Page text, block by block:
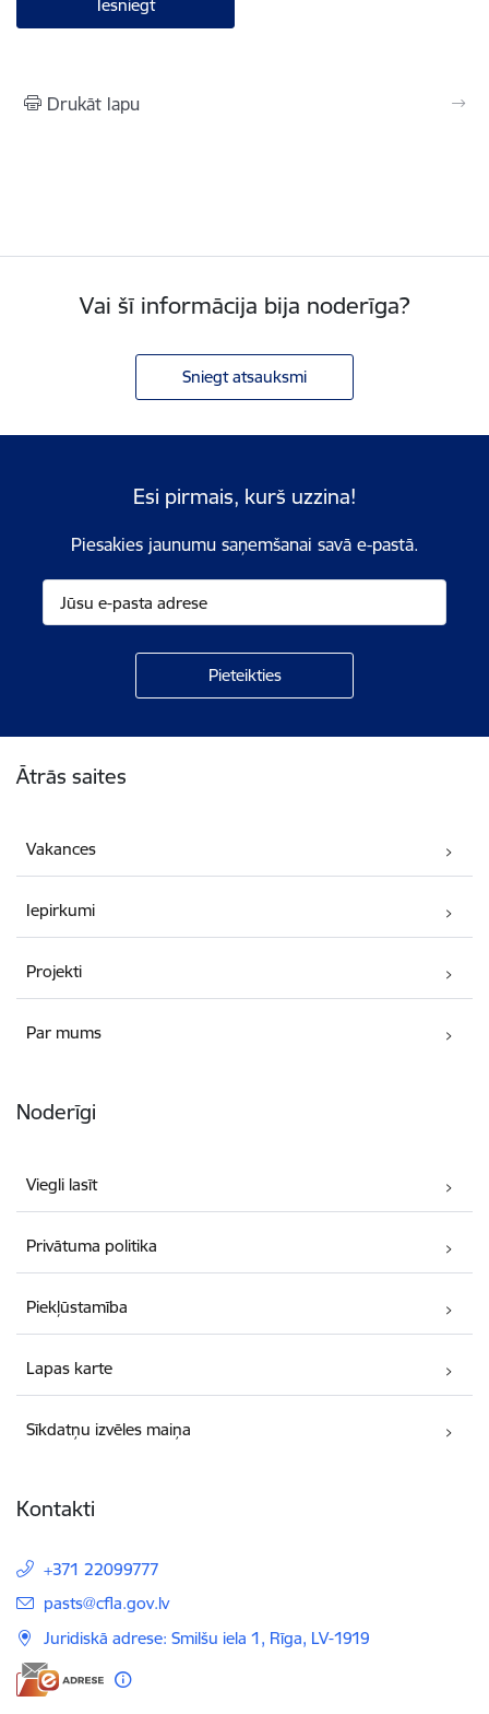
Drukāt lapu
Vai šī informācija bija noderīga?
Sniegt atsauksmi
Esi pirmais, kurš uzzina!
Piesakies jaunumu saņemšanai savā e-pastā.
Ātrās saites
Vakances
Iepirkumi
Projekti
Par mums
Noderīgi
Viegli lasīt
Privātuma politika
Piekļūstamība
Lapas karte
Sīkdatņu izvēles maiņa
Kontakti
+371 22099777
E-pasts:
pasts@cfla.gov.lv
Juridiskā adrese: Smilšu iela 1, Rīga, LV-1919